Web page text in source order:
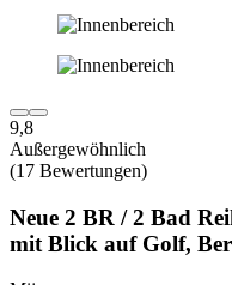
9,8
Außergewöhnlich
(17 Bewertungen)
Neue 2 BR / 2 Bad
mit Blick auf Golf,